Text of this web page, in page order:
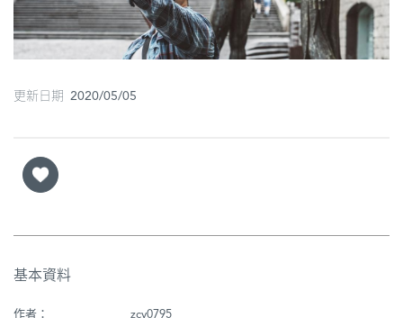
媽
閣
廟
街
市
更新日期 2020/05/05
基本資料
作者：
zcy0795